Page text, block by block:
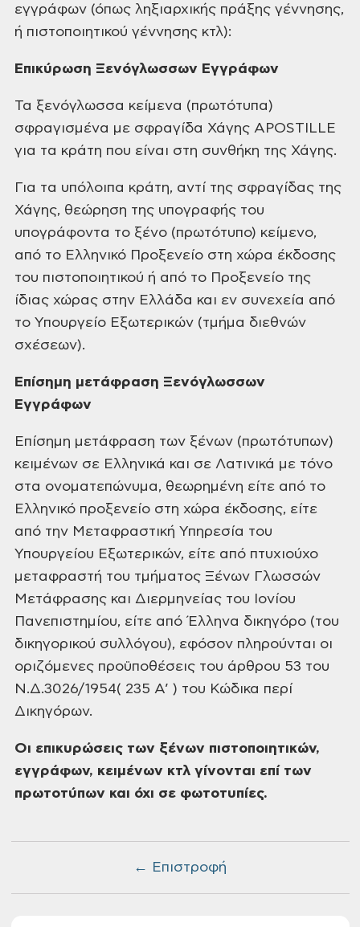
← Επιστροφή
εγγράφων (όπως ληξιαρχικής πράξης γέννησης,
ή πιστοποιητικού γέννησης κτλ):
Επικύρωση Ξενόγλωσσων Εγγράφων
Τα ξενόγλωσσα κείμενα (πρωτότυπα)
σφραγισμένα με σφραγίδα Χάγης APOSTILLE
για τα κράτη που είναι στη συνθήκη της Χάγης.
Για τα υπόλοιπα κράτη, αντί της σφραγίδας της
Χάγης, θεώρηση της υπογραφής του
υπογράφοντα το ξένο (πρωτότυπο) κείμενο,
από το Ελληνικό Προξενείο στη χώρα έκδοσης
του πιστοποιητικού ή από το Προξενείο της
ίδιας χώρας στην Ελλάδα και εν συνεχεία από
το Υπουργείο Εξωτερικών (τμήμα διεθνών
σχέσεων).
Επίσημη μετάφραση Ξενόγλωσσων
Εγγράφων
Επίσημη μετάφραση των ξένων (πρωτότυπων)
κειμένων σε Ελληνικά και σε Λατινικά με τόνο
στα ονοματεπώνυμα, θεωρημένη είτε από το
Ελληνικό προξενείο στη χώρα έκδοσης, είτε
από την Μεταφραστική Υπηρεσία του
Υπουργείου Εξωτερικών, είτε από πτυχιούχο
μεταφραστή του τμήματος Ξένων Γλωσσών
Μετάφρασης και Διερμηνείας του Ιονίου
Πανεπιστημίου, είτε από Έλληνα δικηγόρο (του
δικηγορικού συλλόγου), εφόσον πληρούνται οι
οριζόμενες προϋποθέσεις του άρθρου 53 του
Ν.Δ.3026/1954( 235 Α’ ) του Κώδικα περί
Δικηγόρων.
Οι επικυρώσεις των ξένων πιστοποιητικών,
εγγράφων, κειμένων κτλ γίνονται επί των
πρωτοτύπων και όχι σε φωτοτυπίες.